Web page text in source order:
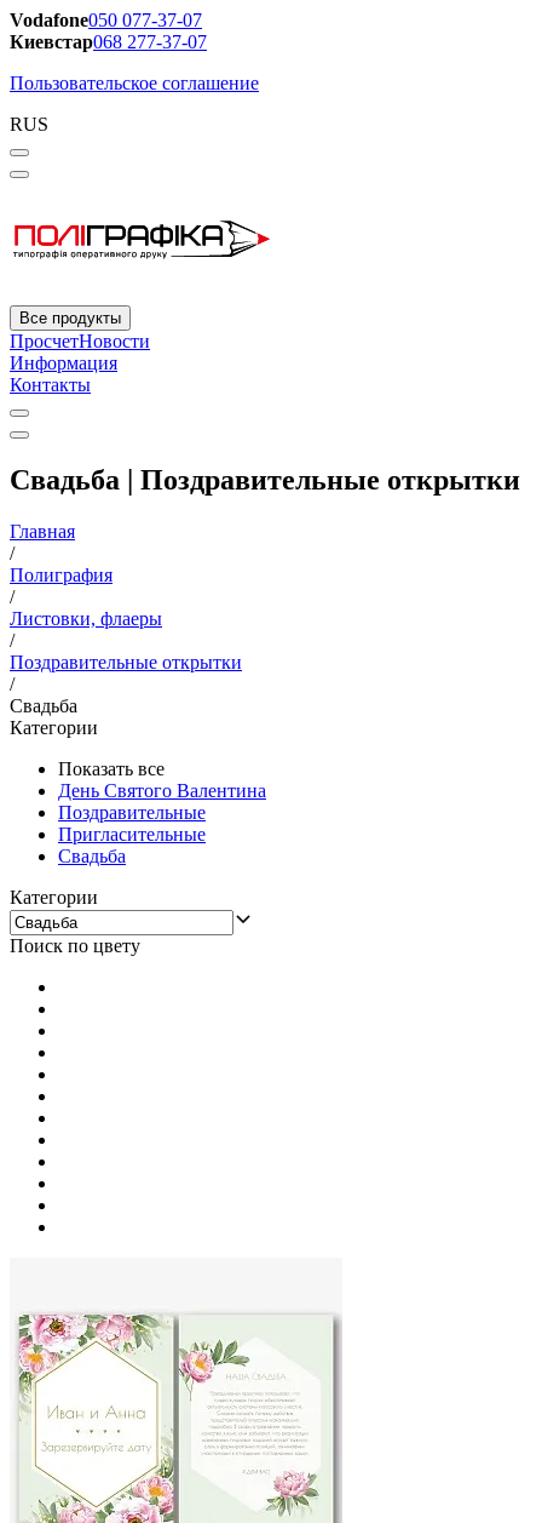
Vodafone050 077-37-07
Киевстар068 277-37-07
Пользовательское соглашение
RUS
Все продукты
ПросчетНовости
Информация
Контакты
Свадьба | Поздравительные открытки
Главная
/
Полиграфия
/
Листовки, флаеры
/
Поздравительные открытки
/
Свадьба
Категории
Показать все
День Святого Валентина
Поздравительные
Пригласительные
Свадьба
Категории
Поиск по цвету